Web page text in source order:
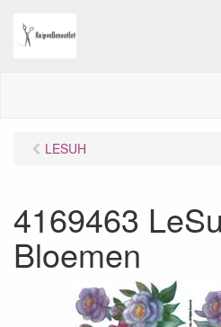
LESUH
4169463
Bloemen